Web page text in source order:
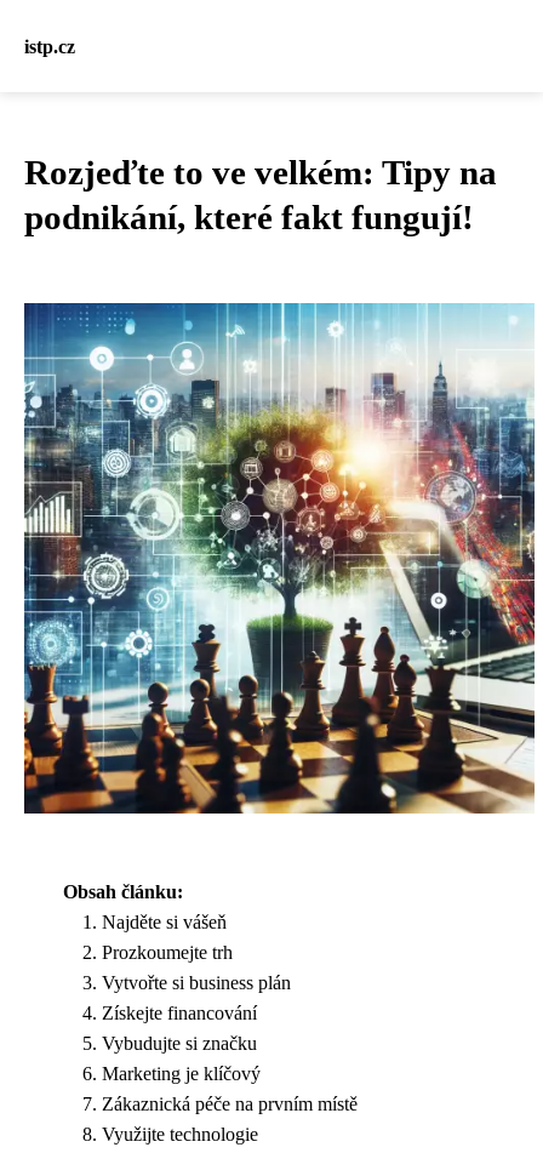
istp.cz
Rozjeďte to ve velkém: Tipy na
podnikání, které fakt fungují!
Obsah článku:
Najděte si vášeň
Prozkoumejte trh
Vytvořte si business plán
Získejte financování
Vybudujte si značku
Marketing je klíčový
Zákaznická péče na prvním místě
Využijte technologie